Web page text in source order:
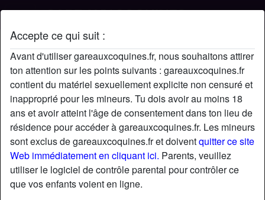
Accepte ce qui suit :
Avant d'utiliser gareauxcoquines.fr, nous souhaitons attirer
ton attention sur les points suivants : gareauxcoquines.fr
contient du matériel sexuellement explicite non censuré et
inapproprié pour les mineurs. Tu dois avoir au moins 18
ans et avoir atteint l'âge de consentement dans ton lieu de
résidence pour accéder à gareauxcoquines.fr. Les mineurs
sont exclus de gareauxcoquines.fr et doiventquitter ce site
Web immédiatement en cliquant ici. Parents, veuillez
utiliser le logiciel de contrôle parental pour contrôler ce
que vos enfants voient en ligne.
Profil de Tysmémusclé